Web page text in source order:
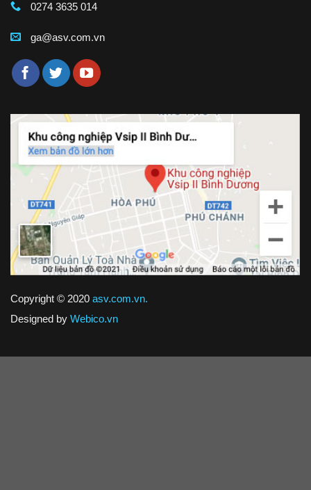
0274 3635 014
ga@asv.com.vn
Copyright © 2020 asv.com.vn.
Designed by Webico.vn